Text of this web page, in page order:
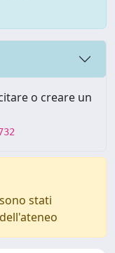
o creare un
stati